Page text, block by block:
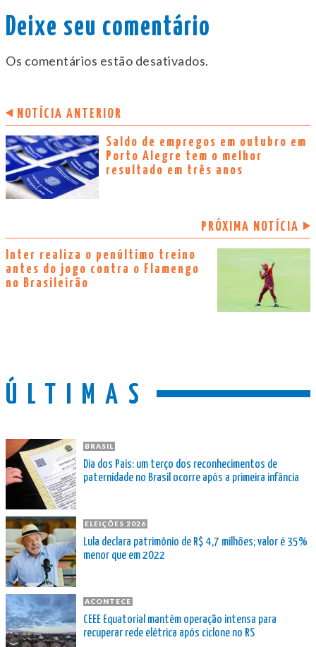
Deixe seu comentário
Os comentários estão desativados.
NOTÍCIA ANTERIOR
Saldo de empregos em outubro em
Porto Alegre tem o melhor
resultado em três anos
PRÓXIMA NOTÍCIA
Inter realiza o penúltimo treino
antes do jogo contra o Flamengo
no Brasileirão
ÚLTIMAS
BRASIL
Dia dos Pais: um terço dos reconhecimentos de
paternidade no Brasil ocorre após a primeira infância
ELEIÇÕES 2026
Lula declara patrimônio de R$ 4,7 milhões; valor é 35%
menor que em 2022
ACONTECE
CEEE Equatorial mantém operação intensa para
recuperar rede elétrica após ciclone no RS